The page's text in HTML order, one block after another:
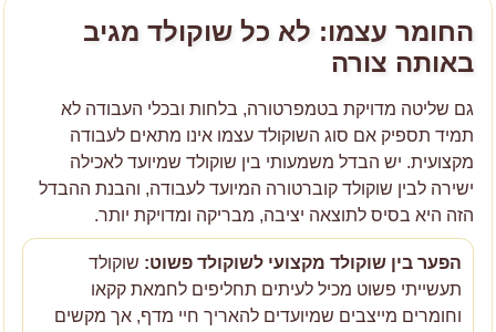
החומר עצמו: לא כל שוקולד מגיב
באותה צורה
גם שליטה מדויקת בטמפרטורה, בלחות ובכלי העבודה לא
תמיד תספיק אם סוג השוקולד עצמו אינו מתאים לעבודה
מקצועית. יש הבדל משמעותי בין שוקולד שמיועד לאכילה
ישירה לבין שוקולד קוברטורה המיועד לעבודה, והבנת ההבדל
הזה היא בסיס לתוצאה יציבה, מבריקה ומדויקת יותר.
הפער בין שוקולד מקצועי לשוקולד פשוט: שוקולד
תעשייתי פשוט מכיל לעיתים תחליפים לחמאת קקאו
וחומרים מייצבים שמיועדים להאריך חיי מדף, אך מקשים